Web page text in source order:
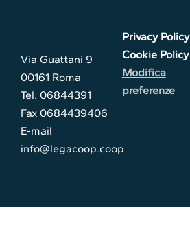
Via Guattani 9
00161 Roma
Tel. 06844391
Fax 0684439406
E-mail
info@legacoop.coop
Privacy Policy
Cookie Policy
Modifica
preferenze